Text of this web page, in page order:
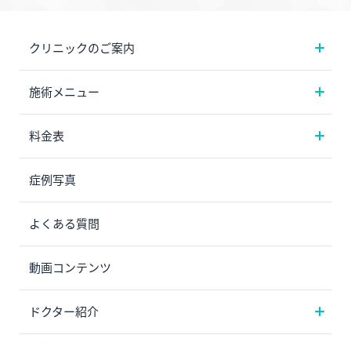
クリニックのご案内
施術メニュー
料金表
症例写真
よくある質問
動画コンテンツ
ドクター紹介